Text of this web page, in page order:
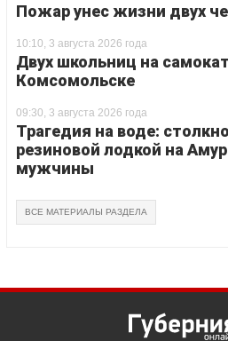
Пожар унес жизни двух
10:10, 3 августа 2026 года
Двух школьниц на
Комсомольске
09:30, 3 августа 2026 года
Трагедия на воде:
резиновой лодкой на
мужчины
ВСЕ МАТЕРИАЛЫ РАЗДЕЛА